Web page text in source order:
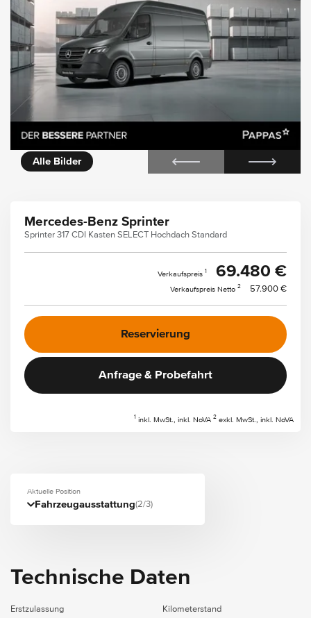
Alle Bilder
Mercedes-Benz Sprinter
Sprinter 317 CDI Kasten SELECT Hochdach Standard
Verkaufspreis 1 69.480 €
Verkaufspreis Netto 2 57.900 €
Reservierung
Anfrage & Probefahrt
1 inkl. MwSt., inkl. NoVA 2 exkl. MwSt., inkl. NoVA
Aktuelle Position
Fahrzeugausstattung(2/3)
Technische Daten
Erstzulassung Kilometerstand